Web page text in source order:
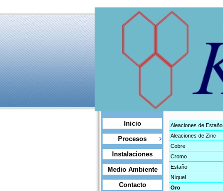
Inicio
Procesos
Instalaciones
Medio Ambiente
Contacto
Aleaciones de Estaño
Aleaciones de Zinc
Cobre
Cromo
Estaño
Níquel
Oro